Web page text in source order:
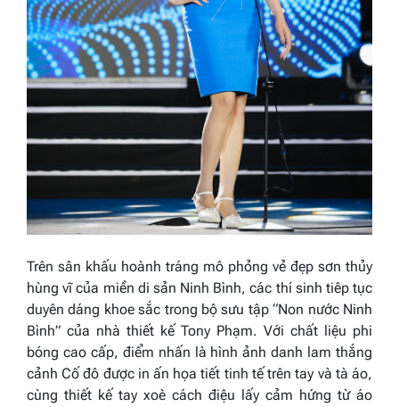
Trên sân khấu hoành tráng mô phỏng vẻ đẹp sơn thủy
hùng vĩ của miền di sản Ninh Bình, các thí sinh tiêp tục
duyên dáng khoe sắc trong bộ sưu tập “Non nước Ninh
Bình” của nhà thiết kế Tony Phạm. Với chất liệu phi
bóng cao cấp, điểm nhấn là hình ảnh danh lam thắng
cảnh Cố đô được in ấn họa tiết tinh tế trên tay và tà áo,
cùng thiết kế tay xoè cách điệu lấy cảm hứng từ áo